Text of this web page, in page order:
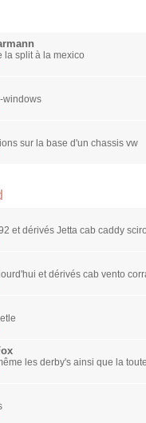
la split à la mexico
windows
sur la base d'un chassis vw
et dérivés Jetta cab caddy
et dérivés cab vento
les derby's ainsi que la